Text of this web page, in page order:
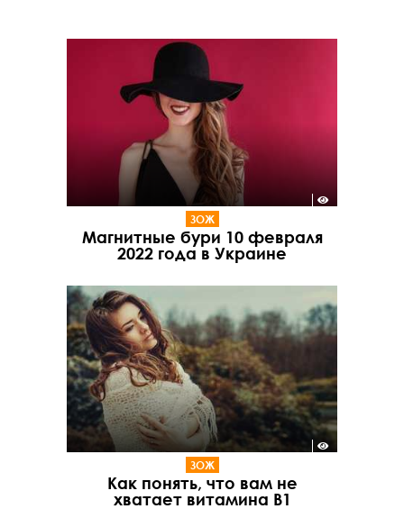
ЗОЖ
Магнитные бури 10 февраля
2022 года в Украине
ЗОЖ
Как понять, что вам не
хватает витамина В1